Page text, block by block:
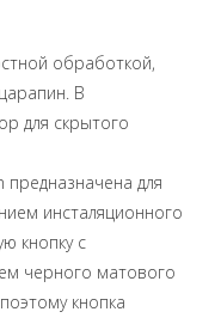
обработкой,
В
для скрытого
предназначена для
инсталяционного
кнопку с
черного матового
кнопка